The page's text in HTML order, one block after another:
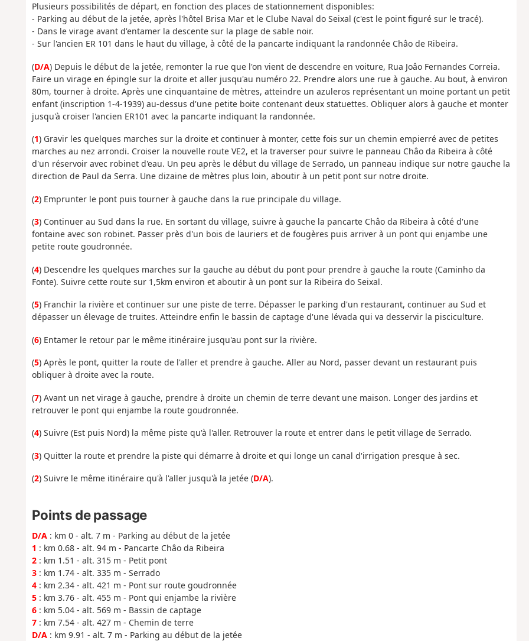
Plusieurs possibilités de départ, en fonction des places de stationnement disponibles:
- Parking au début de la jetée, après l'hôtel Brisa Mar et le Clube Naval do Seixal (c'est le point figuré sur le tracé).
- Dans le virage avant d'entamer la descente sur la plage de sable noir.
- Sur l'ancien ER 101 dans le haut du village, à côté de la pancarte indiquant la randonnée Châo de Ribeira.
(D/A) Depuis le début de la jetée, remonter la rue que l'on vient de descendre en voiture, Rua Joâo Fernandes Correia.
Faire un virage en épingle sur la droite et aller jusqu'au numéro 22. Prendre alors une rue à gauche. Au bout, à environ
80m, tourner à droite. Après une cinquantaine de mètres, atteindre un azuleros représentant un moine portant un petit
enfant (inscription 1-4-1939) au-dessus d'une petite boite contenant deux statuettes. Obliquer alors à gauche et monter
jusqu'à croiser l'ancien ER101 avec la pancarte indiquant la randonnée.
(1) Gravir les quelques marches sur la droite et continuer à monter, cette fois sur un chemin empierré avec de petites
marches au nez arrondi. Croiser la nouvelle route VE2, et la traverser pour suivre le panneau Châo da Ribeira à côté
d'un réservoir avec robinet d'eau. Un peu après le début du village de Serrado, un panneau indique sur notre gauche la
direction de Paul da Serra. Une dizaine de mètres plus loin, aboutir à un petit pont sur notre droite.
(2) Emprunter le pont puis tourner à gauche dans la rue principale du village.
(3) Continuer au Sud dans la rue. En sortant du village, suivre à gauche la pancarte Châo da Ribeira à côté d'une
fontaine avec son robinet. Passer près d'un bois de lauriers et de fougères puis arriver à un pont qui enjambe une
petite route goudronnée.
(4) Descendre les quelques marches sur la gauche au début du pont pour prendre à gauche la route (Caminho da
Fonte). Suivre cette route sur 1,5km environ et aboutir à un pont sur la Ribeira do Seixal.
(5) Franchir la rivière et continuer sur une piste de terre. Dépasser le parking d'un restaurant, continuer au Sud et
dépasser un élevage de truites. Atteindre enfin le bassin de captage d'une lévada qui va desservir la pisciculture.
(6) Entamer le retour par le même itinéraire jusqu'au pont sur la rivière.
(5) Après le pont, quitter la route de l'aller et prendre à gauche. Aller au Nord, passer devant un restaurant puis
obliquer à droite avec la route.
(7) Avant un net virage à gauche, prendre à droite un chemin de terre devant une maison. Longer des jardins et
retrouver le pont qui enjambe la route goudronnée.
(4) Suivre (Est puis Nord) la même piste qu'à l'aller. Retrouver la route et entrer dans le petit village de Serrado.
(3) Quitter la route et prendre la piste qui démarre à droite et qui longe un canal d'irrigation presque à sec.
(2) Suivre le même itinéraire qu'à l'aller jusqu'à la jetée (D/A).
Points de passage
D/A: km 0 - alt. 7 m - Parking au début de la jetée
1 : km 0.68 - alt. 94 m - Pancarte Châo da Ribeira
2: km 1.51 - alt. 315 m - Petit pont
3: km 1.74 - alt. 335 m - Serrado
4: km 2.34 - alt. 421 m - Pont sur route goudronnée
5: km 3.76 - alt. 455 m - Pont qui enjambe la rivière
6: km 5.04 - alt. 569 m - Bassin de captage
7: km 7.54 - alt. 427 m - Chemin de terre
D/A: km 9.91 - alt. 7 m - Parking au début de la jetée